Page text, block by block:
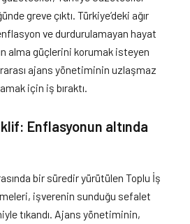
greve çıktı. Türkiye’deki ağır
ve durdurulamayan hayat
alma güçlerini korumak isteyen
ajans yönetiminin uzlaşmaz
için iş bıraktı.
Enflasyonun altında
bir süredir yürütülen Toplu İş
işverenin sunduğu sefalet
tıkandı. Ajans yönetiminin,